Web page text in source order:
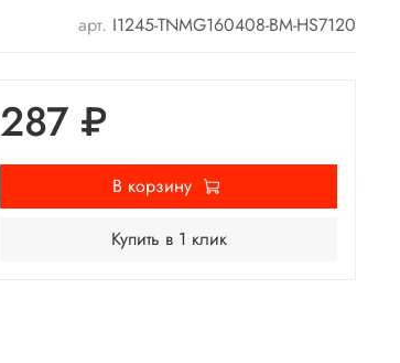
арт. I1245-TNMG160408-BM-HS7120
287 ₽
В корзину
Купить в 1 клик